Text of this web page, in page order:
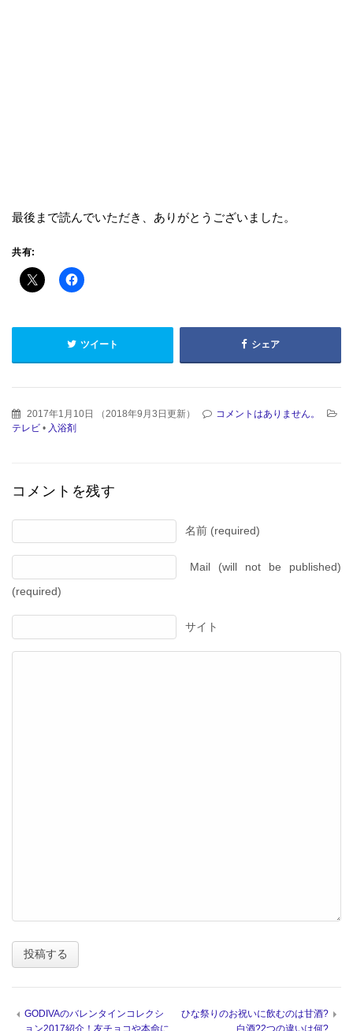
最後まで読んでいただき、ありがとうございました。
共有:
ツイート シェア
2017年1月10日 （2018年9月3日更新）
コメントはありません。
テレビ • 入浴剤
コメントを残す
名前 (required)
Mail (will not be published)
(required)
サイト
GODIVAのバレンタインコレクシ
ョン2017紹介！友チョコや本命に
ひな祭りのお祝いに飲むのは甘酒?
白酒?2つの違いは何?